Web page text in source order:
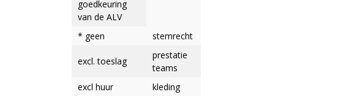
goedkeuring
van de ALV
* geen
stemrecht
excl. toeslag
prestatie
teams
excl huur
kleding